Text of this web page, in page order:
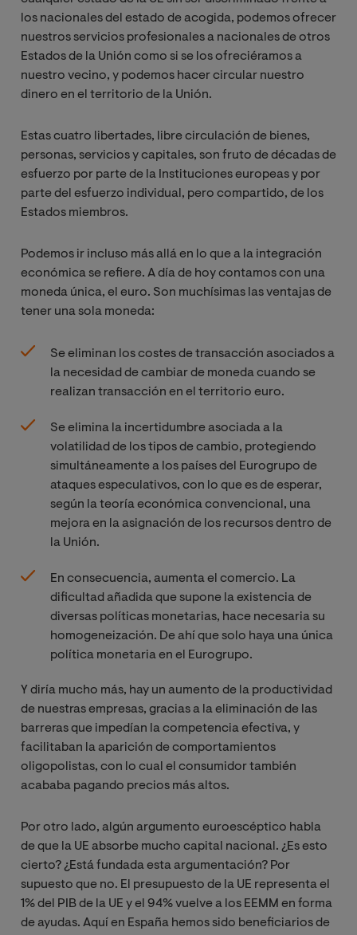
los nacionales del estado de acogida, podemos ofrecer
nuestros servicios profesionales a nacionales de otros
Estados de la Unión como si se los ofreciéramos a
nuestro vecino, y podemos hacer circular nuestro
dinero en el territorio de la Unión.
Estas cuatro libertades, libre circulación de bienes,
personas, servicios y capitales, son fruto de décadas de
esfuerzo por parte de la Instituciones europeas y por
parte del esfuerzo individual, pero compartido, de los
Estados miembros.
Podemos ir incluso más allá en lo que a la integración
económica se refiere. A día de hoy contamos con una
moneda única, el euro. Son muchísimas las ventajas de
tener una sola moneda:
Se eliminan los costes de transacción asociados a
la necesidad de cambiar de moneda cuando se
realizan transacción en el territorio euro.
Se elimina la incertidumbre asociada a la
volatilidad de los tipos de cambio, protegiendo
simultáneamente a los países del Eurogrupo de
ataques especulativos, con lo que es de esperar,
según la teoría económica convencional, una
mejora en la asignación de los recursos dentro de
la Unión.
En consecuencia, aumenta el comercio. La
dificultad añadida que supone la existencia de
diversas políticas monetarias, hace necesaria su
homogeneización. De ahí que solo haya una única
política monetaria en el Eurogrupo.
Y diría mucho más, hay un aumento de la productividad
de nuestras empresas, gracias a la eliminación de las
barreras que impedían la competencia efectiva, y
facilitaban la aparición de comportamientos
oligopolistas, con lo cual el consumidor también
acababa pagando precios más altos.
Por otro lado, algún argumento euroescéptico habla
de que la UE absorbe mucho capital nacional. ¿Es esto
cierto? ¿Está fundada esta argumentación? Por
supuesto que no. El presupuesto de la UE representa el
1% del PIB de la UE y el 94% vuelve a los EEMM en forma
de ayudas. Aquí en España hemos sido beneficiarios de